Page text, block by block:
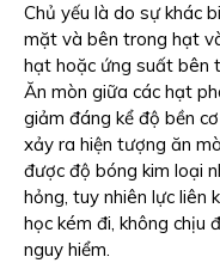
Chủ yếu là do sự khác
mặt và bên trong hạt
hạt hoặc ứng suất bên
Ăn mòn giữa các hạt
giảm đáng kể độ bền
xảy ra hiện tượng ăn
được độ bóng kim loại
hỏng, tuy nhiên lực liên
học kém đi, không chịu
nguy hiểm.